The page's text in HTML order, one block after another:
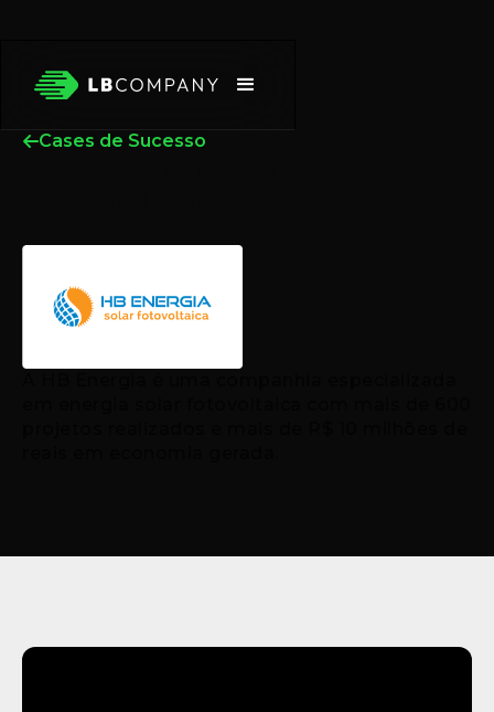
Cases de Sucesso